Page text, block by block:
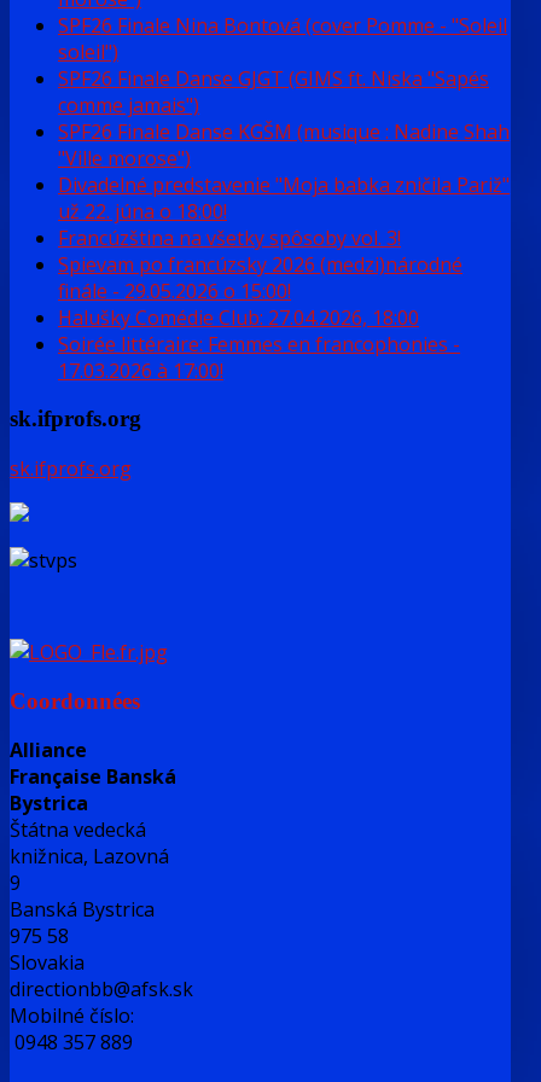
SPF26 Finale Nina Bontová (cover Pomme - "Soleil
soleil")
SPF26 Finale Danse GJGT (GIMS ft. Niska "Sapés
comme jamais")
SPF26 Finale Danse KGŠM (musique : Nadine Shah
"Ville morose")
Divadelné predstavenie "Moja babka zničila Pariž"
už 22. júna o 18:00!
Francúzština na všetky spôsoby vol. 3!
Spievam po francúzsky 2026 (medzi)národné
finále - 29.05.2026 o 15:00!
Halušky Comédie Club: 27.04.2026, 18:00
Soirée littéraire: Femmes en francophonies -
17.03.2026 à 17:00!
sk.ifprofs.org
sk.ifprofs.org
Coordonnées
Alliance
Française Banská
Bystrica
Štátna vedecká
knižnica, Lazovná
9
Banská Bystrica
975 58
Slovakia
directionbb@afsk.sk
Mobilné číslo:
0948 357 889